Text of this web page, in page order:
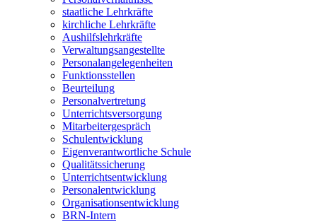
staatliche Lehrkräfte
kirchliche Lehrkräfte
Aushilfslehrkräfte
Verwaltungsangestellte
Personalangelegenheiten
Funktionsstellen
Beurteilung
Personalvertretung
Unterrichtsversorgung
Mitarbeitergespräch
Schulentwicklung
Eigenverantwortliche Schule
Qualitätssicherung
Unterrichtsentwicklung
Personalentwicklung
Organisationsentwicklung
BRN-Intern